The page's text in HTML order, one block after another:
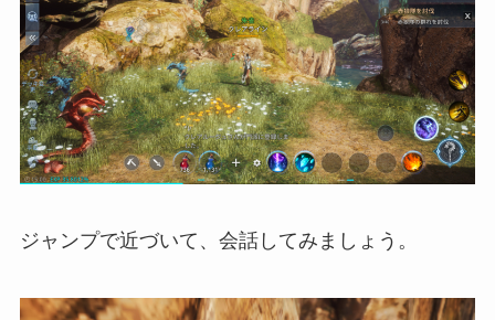
ジャンプで近づいて、会話してみましょう。